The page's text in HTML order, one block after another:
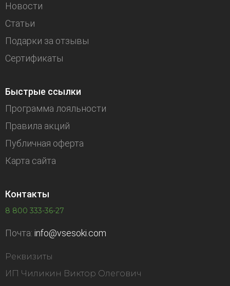
Новости
Статьи
Подарки за отзывы
Сертификаты
Быстрые ссылки
Программа лояльности
Правила акций
Публичная оферта
Карта сайта
Контакты
8 800 333-36-27
Почта: info@vsesoki.com
Реквизиты
ИП Чиликин Виктор Олегович